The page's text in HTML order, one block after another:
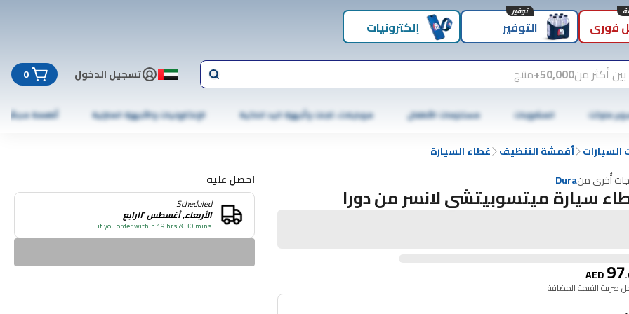
فوري التوفير
توفير
إلكترونيات
أكثر من50,000+ منتج تسجيل الدخول 0
ماركت المشروبات مستلزمات الأطفال موبايلات، تابلت وأجهزة اليد الذكية الإلكترونيات والأجهزة المنزلية أطعمة مجمّدة
أقمشة التنظيف غطاء السيارة
أُخرى منDura
سيارة ميتسوبيتشي لانسر من دورا
AED97.
ضريبة القيمة المضافة
احصل عليه
Scheduled
الأربعاء, أغسطس ١٢رابع
if you order within 19 hrs & 30 mins